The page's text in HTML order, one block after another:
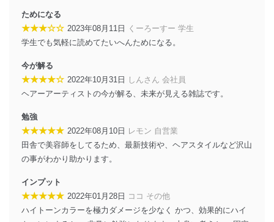
法令遵守
当社は、個人情報に関連する法令、国が定める指針及び
に、これらの法令及びその他の規範を常に適合させま
す。
当社は、個人情報の正確性及び安全性を確保するため
に、下記セキュリティ対策をはじめとする安全対策を実
施し、個人情報の漏えい、滅失またはき損の防止及び是
正に努めます。
アクセス制御
個人データを取り扱うことのできる機器及び当該
機器を取り扱う従業者を明確化し、 個人データへ
の不要なアクセスを防止しています。
ためになる
★★★☆☆ 2023年08月11日
くーろーすー 学生
学生でも気軽に読めてたいへんためになる。
今が解る
★★★★☆ 2022年10月31日
しんさん 会社員
ヘアーアーティストの今が解る、未来が見える雑誌です。
勉強
★★★★★ 2022年08月10日 レモン 自営業
田舎で美容師をしてるため、最新技術や、ヘアスタイルなど沢山
の事がわかり助かります。
インプット
★★★★★ 2022年01月28日 ココ その他
ハイトーンカラーを極力ダメージを少なく かつ、効果的にハイ